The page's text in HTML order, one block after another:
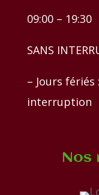
09:00 – 19:30
SANS
– Jours
interruption
Nos